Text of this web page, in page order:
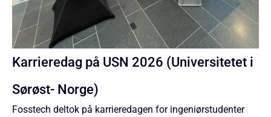
Karrieredag på USN 2026 (Universitetet i
Sørøst- Norge)
Fosstech deltok på karrieredagen for ingeniørstudenter